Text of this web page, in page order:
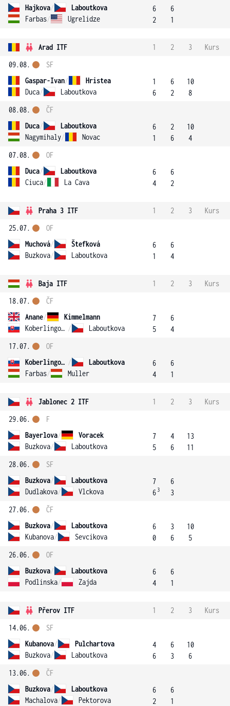
Hajkova/
Laboutkova
Farbas/ Ugrelidze
6
2
6
1
Arad ITF 1 2 3
Kurs
09.08.
Gaspar-Ivan/
Hristea
Duca/ Laboutkova
SF
1
6
6
2
10
8
08.08.
Duca/
Laboutkova
Nagymihaly/ Novac
ČF
6
1
2
6
10
4
07.08.
Duca/
Laboutkova
Ciuca/ La Cava
OF
6
4
6
2
Praha 3 ITF 1 2 3
Kurs
25.07.
Muchová/
Štefková
Buzkova/ Laboutkova
OF
6
1
6
4
Baja ITF 1 2 3
Kurs
18.07.
Anane/
Kimmelmann
Koberlingova / Laboutkova
ČF
7
5
6
4
17.07.
Koberlingova /
Laboutkova
Farbas/ Muller
OF
6
4
6
1
Jablonec 2 ITF 1 2 3
Kurs
29.06.
Bayerlova/
Voracek
Buzkova/ Laboutkova
F
7
5
4
6
13
11
28.06.
Buzkova/
Laboutkova
Dudlakova/ Vlckova
SF
7
6 3
6
3
27.06.
Buzkova/
Laboutkova
Kubanova/ Sevcikova
ČF
6
0
3
6
10
5
26.06.
Buzkova/
Laboutkova
Podlinska/ Zajda
OF
6
4
6
1
Přerov ITF 1 2 3
Kurs
14.06.
Kubanova/
Pulchartova
Buzkova/ Laboutkova
SF
4
6
6
3
10
6
13.06.
Buzkova/
Laboutkova
Machalova/ Pektorova
ČF
6
2
6
1